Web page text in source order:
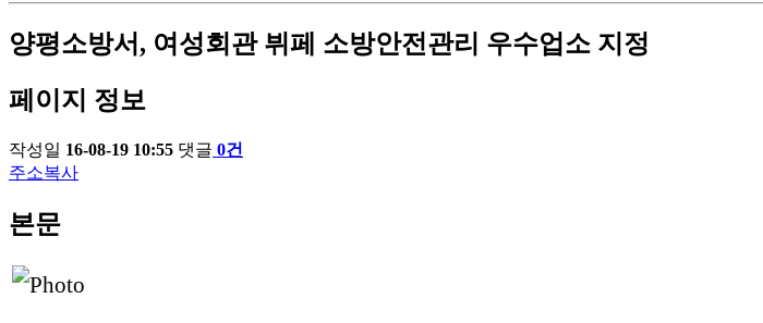
양평소방서, 여성회관 뷔페 소방안전관리 우수업소 지정
페이지 정보
작성일 16-08-19 10:55 댓글 0건
주소복사
본문